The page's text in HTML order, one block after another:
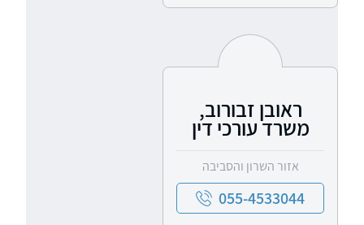
ראובן זבורוב,
משרד עורכי דין
אזור השרון והסביבה
055-4533044